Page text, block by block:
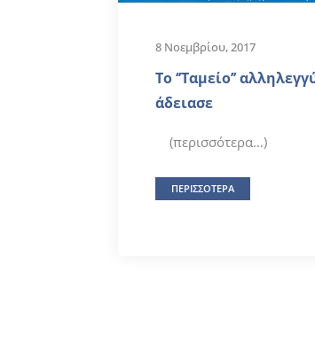
8 Νοεμβρίου, 2017
Το ‘’Ταμείο’’
άδειασε
(περισσότερα…)
ΠΕΡΙΣΣΟΤΕΡΑ